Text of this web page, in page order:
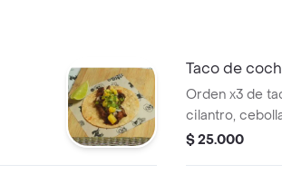
Taco de
Orden x3 de
cilantro,
tatemada.
$ 25.000